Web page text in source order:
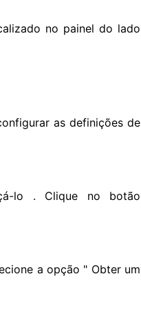
no painel do lado
as definições de
lo . Clique no botão
a opção " Obter um